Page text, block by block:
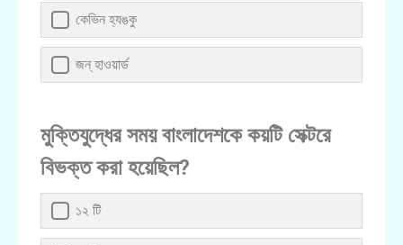
কেভিন হ্যঙকু
জন্ হাওয়ার্ড
মুক্তিযুদ্ধের সময় বাংলাদেশকে কয়টি সেক্টরে
বিভক্ত করা হয়েছিল?
১২ টি